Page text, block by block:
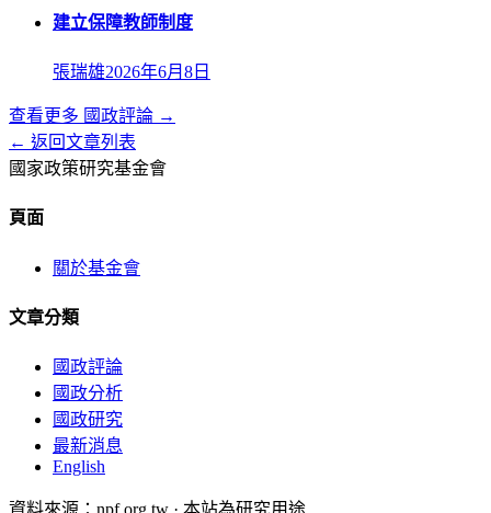
建立保障教師制度
張瑞雄2026年6月8日
查看更多 國政評論 →
← 返回文章列表
國家政策研究基金會
頁面
關於基金會
文章分類
國政評論
國政分析
國政研究
最新消息
English